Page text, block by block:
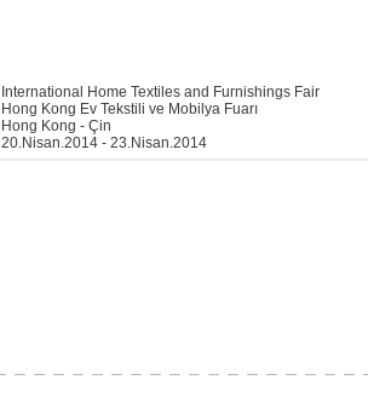
International Home Textiles and Furnishings Fair
Hong Kong Ev Tekstili ve Mobilya Fuarı
Hong Kong - Çin
20.Nisan.2014 - 23.Nisan.2014